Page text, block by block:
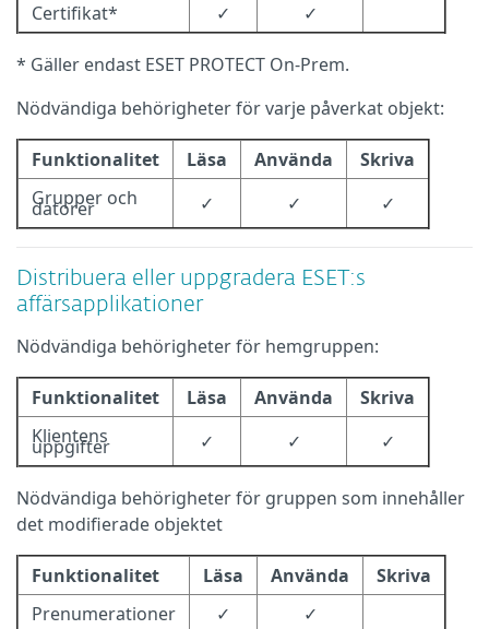
Certifikat*
✓ ✓
* Gäller endast ESET PROTECT On-Prem.
Nödvändiga behörigheter för varje påverkat objekt:
Funktionalitet Läsa Använda
Skriva
Grupper och
datorer ✓ ✓ ✓
Distribuera eller uppgradera ESET:s
affärsapplikationer
Nödvändiga behörigheter för hemgruppen:
Funktionalitet Läsa Använda
Skriva
Klientens
uppgifter ✓ ✓ ✓
Nödvändiga behörigheter för gruppen som innehåller
det modifierade objektet
Funktionalitet Läsa Använda
Skriva
Prenumerationer
✓ ✓